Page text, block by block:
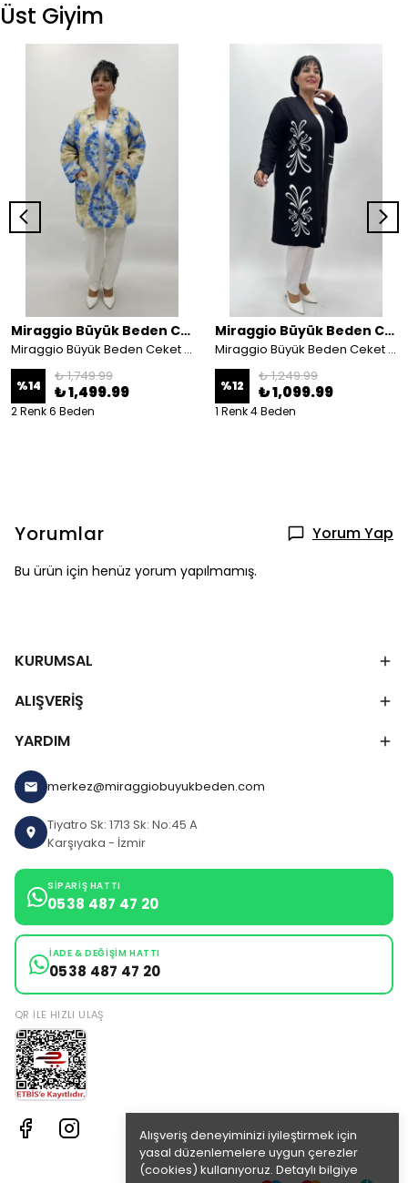
Alışveriş deneyiminizi iyileştirmek için
yasal düzenlemelere uygun çerezler
(cookies) kullanıyoruz. Detaylı bilgiye
Üst Giyim
Miraggio Büyük Beden Ceket
Miraggio Büyük Beden Ceket 4435
%14
₺ 1,749.99
₺ 1,499.99
2 Renk 6 Beden
Miraggio Büyük Beden Ceket
Miraggio Büyük Beden Ceket 4730
%12
₺ 1,249.99
₺ 1,099.99
1 Renk 4 Beden
Yorumlar Yorum Yap
Bu ürün için henüz yorum yapılmamış.
KURUMSAL
ALIŞVERİŞ
YARDIM
merkez@miraggiobuyukbeden.com
Tiyatro Sk: 1713 Sk: No:45 A
Karşıyaka - İzmir
SIPARIŞ HATTI
0538 487 47 20
İADE & DEĞIŞIM HATTI
0538 487 47 20
QR ILE HIZLI ULAŞ